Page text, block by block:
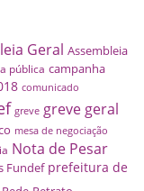
Geral Assembleia
pública campanha
comunicado
greve greve geral
mesa de negociação
Nota de Pesar
Fundef prefeitura de